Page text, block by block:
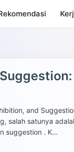
and
salah satunya
suggestion . K…